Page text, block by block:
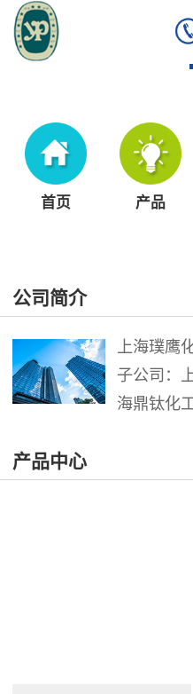
首页 产品
公司简介
上海璞鹰
子公司：
海鼎钛化
品。公司
产品中心